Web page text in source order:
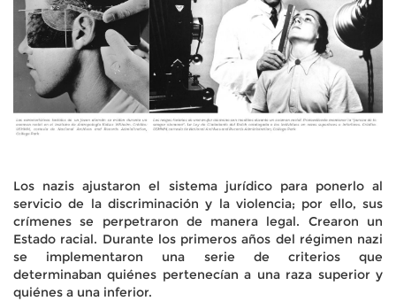
Los nazis ajustaron el sistema jurídico para ponerlo al
servicio de la discriminación y la violencia; por ello, sus
crímenes se perpetraron de manera legal. Crearon un
Estado racial. Durante los primeros años del régimen nazi
se implementaron una serie de criterios que
determinaban quiénes pertenecían a una raza superior y
quiénes a una inferior.